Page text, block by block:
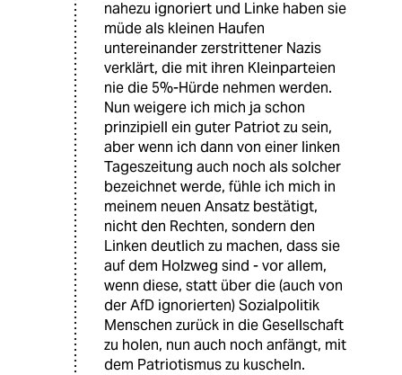
nahezu ignoriert und Linke haben sie
müde als kleinen Haufen
untereinander zerstrittener Nazis
verklärt, die mit ihren Kleinparteien
nie die 5%-Hürde nehmen werden.
Nun weigere ich mich ja schon
prinzipiell ein guter Patriot zu sein,
aber wenn ich dann von einer linken
Tageszeitung auch noch als solcher
bezeichnet werde, fühle ich mich in
meinem neuen Ansatz bestätigt,
nicht den Rechten, sondern den
Linken deutlich zu machen, dass sie
auf dem Holzweg sind - vor allem,
wenn diese, statt über die (auch von
der AfD ignorierten) Sozialpolitik
Menschen zurück in die Gesellschaft
zu holen, nun auch noch anfängt, mit
dem Patriotismus zu kuscheln.